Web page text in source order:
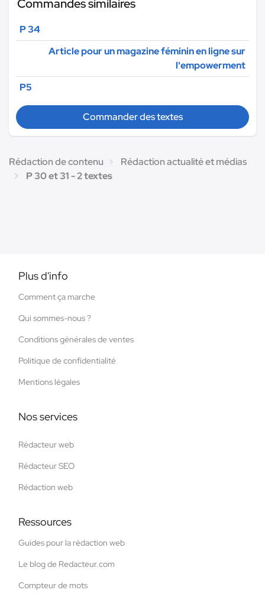
Commandes similaires
P 34
Article pour un magazine féminin en ligne sur
l'empowerment
P5
Commander des textes
Rédaction de contenu
Rédaction actualité et médias
P 30 et 31 - 2 textes
Plus d'info
Comment ça marche
Qui sommes-nous ?
Conditions générales de ventes
Politique de confidentialité
Mentions légales
Nos services
Rédacteur web
Rédacteur SEO
Rédaction web
Ressources
Guides pour la rédaction web
Le blog de Redacteur.com
Compteur de mots